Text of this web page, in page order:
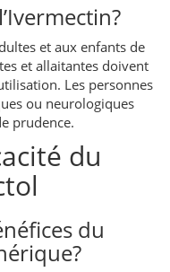
et aux enfants de
et allaitantes doivent
Les personnes
ou neurologiques
prudence.
du
du